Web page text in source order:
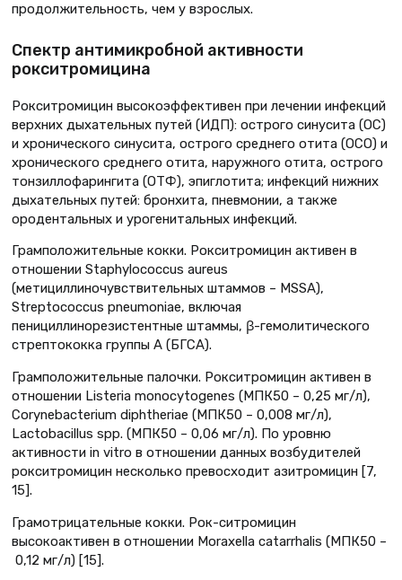
продолжительность, чем у взрослых.
Спектр антимикробной активности
рокситромицина
Рокситромицин высокоэффективен при лечении инфекций
верхних дыхательных путей (ИДП): острого синусита (ОС)
и хронического синусита, острого среднего отита (ОСО) и
хронического среднего отита, наружного отита, острого
тонзиллофарингита (ОТФ), эпиглотита; инфекций нижних
дыхательных путей: бронхита, пневмонии, а также
ородентальных и урогенитальных инфекций.
Грамположительные кокки. Рокситромицин активен в
отношении Staphylococcus aureus
(метициллиночувствительных штаммов – MSSA),
Streptococcus pneumoniae, включая
пенициллинорезистентные штаммы, β-гемолитического
стрептококка группы А (БГСА).
Грамположительные палочки. Рокситромицин активен в
отношении Listeria monocytogenes (МПК50 – 0,25 мг/л),
Corynebacterium diphtheriae (МПК50 – 0,008 мг/л),
Lactobacillus spp. (МПК50 – 0,06 мг/л). По уровню
активности in vitro в отношении данных возбудителей
рокситромицин несколько превосходит азитромицин [7,
15].
Грамотрицательные кокки. Рок-ситромицин
высокоактивен в отношении Moraxella catarrhalis (МПК50 –
0,12 мг/л) [15].